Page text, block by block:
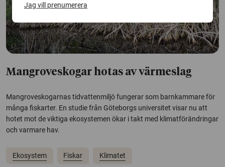
Mangroveskogar hotas av värmeslag
Mangroveskogarnas tidvattenmiljö fungerar som barnkammare för
många fiskarter. En studie från Göteborgs universitet visar nu att
hotet mot de viktiga ekosystemen ökar i takt med klimatförändringar
och varmare hav.
Ekosystem Fiskar Klimatet
Jag vill prenumerera